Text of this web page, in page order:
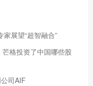
展望“超智融合”
格投资了中国哪些股
司AIF